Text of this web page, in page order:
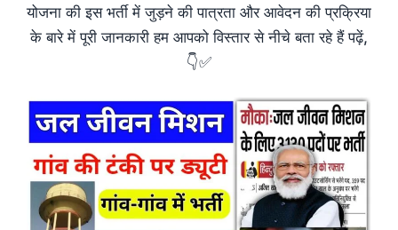
योजना की इस भर्ती में जुड़ने की पात्रता और आवेदन की प्रक्रिया
के बारे में पूरी जानकारी हम आपको विस्तार से नीचे बता रहे हैं पढ़ें,
👇✅